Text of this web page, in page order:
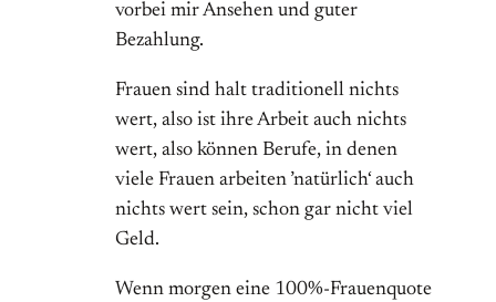
vorbei mir Ansehen und guter
Bezahlung.
Frauen sind halt traditionell nichts
wert, also ist ihre Arbeit auch nichts
wert, also können Berufe, in denen
viele Frauen arbeiten ’natürlich‘ auch
nichts wert sein, schon gar nicht viel
Geld.
Wenn morgen eine 100%-Frauenquote